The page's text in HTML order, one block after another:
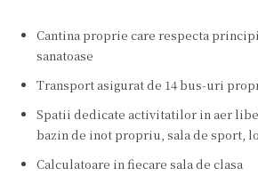
Cantina proprie care respecta
sanatoase
Transport asigurat de 14 bus-uri
Spatii dedicate activitatilor in aer
bazin de inot propriu, sala de sport,
Calculatoare in fiecare sala de clasa